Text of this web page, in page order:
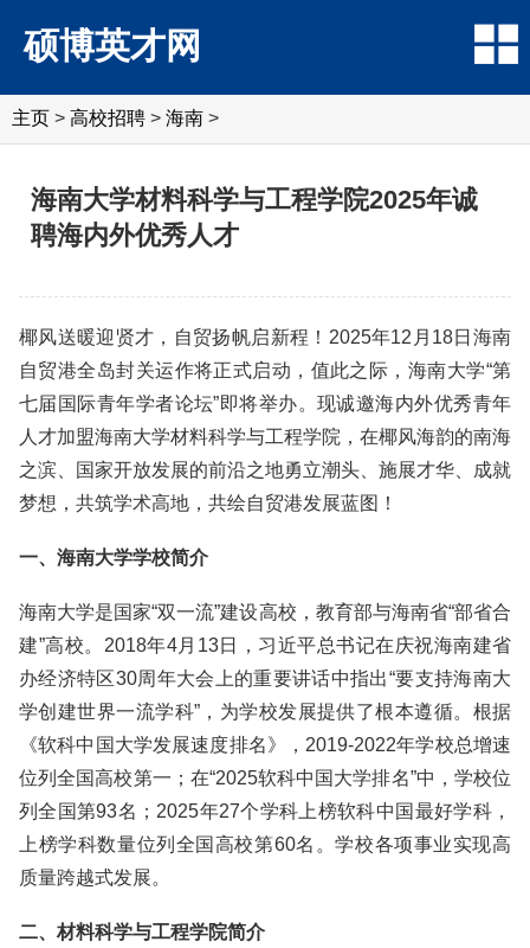
硕博英才网
主页 > 高校招聘 > 海南 >
海南大学材料科学与工程学院2025年诚
聘海内外优秀人才
椰风送暖迎贤才，自贸扬帆启新程！2025年12月18日海南
自贸港全岛封关运作将正式启动，值此之际，海南大学“第
七届国际青年学者论坛”即将举办。现诚邀海内外优秀青年
人才加盟海南大学材料科学与工程学院，在椰风海韵的南海
之滨、国家开放发展的前沿之地勇立潮头、施展才华、成就
梦想，共筑学术高地，共绘自贸港发展蓝图！
一、海南大学学校简介
海南大学是国家“双一流”建设高校，教育部与海南省“部省合
建”高校。2018年4月13日，习近平总书记在庆祝海南建省
办经济特区30周年大会上的重要讲话中指出“要支持海南大
学创建世界一流学科”，为学校发展提供了根本遵循。根据
《软科中国大学发展速度排名》，2019-2022年学校总增速
位列全国高校第一；在“2025软科中国大学排名”中，学校位
列全国第93名；2025年27个学科上榜软科中国最好学科，
上榜学科数量位列全国高校第60名。学校各项事业实现高
质量跨越式发展。
二、材料科学与工程学院简介